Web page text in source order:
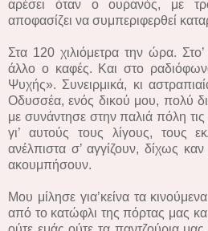
αρέσει όταν ο ουρανός, με
αποφασίζει να συμπεριφερθεί
Στα 120 χιλιόμετρα την ώρα. Στο’
άλλο ο καφές. Και στο
Ψυχής». Συνειρμικά, κι
Οδυσσέα, ενός δικού μου, πολύ
με συνάντησε στην παλιά πόλη
γι’ αυτούς τους λίγους, τους
ανέλπιστα σ’ αγγίζουν, δίχως
ακουμπήσουν.
Μου μίλησε για’κείνα τα
από το κατώφλι της πόρτας μας